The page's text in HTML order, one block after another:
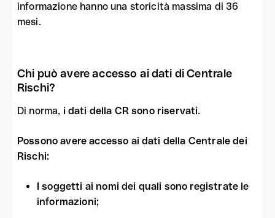
informazione hanno una storicità massima di 36
mesi.
Chi può avere accesso ai dati di Centrale
Rischi?
Di norma, i dati della CR sono riservati.
Possono avere accesso ai dati della Centrale dei
Rischi:
I soggetti ai nomi dei quali sono registrate le
informazioni;